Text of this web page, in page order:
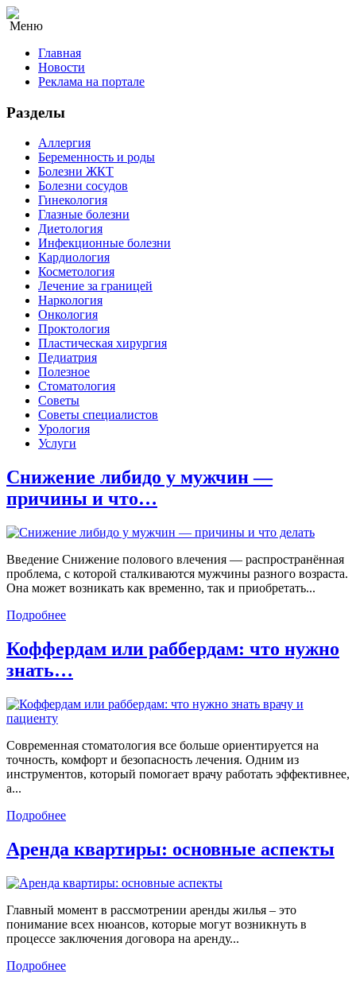
Меню
Главная
Новости
Реклама на портале
Разделы
Аллергия
Беременность и роды
Болезни ЖКТ
Болезни сосудов
Гинекология
Глазные болезни
Диетология
Инфекционные болезни
Кардиология
Косметология
Лечение за границей
Наркология
Онкология
Проктология
Пластическая хирургия
Педиатрия
Полезное
Стоматология
Советы
Советы специалистов
Урология
Услуги
Снижение либидо у мужчин —
причины и что…
Введение Снижение полового влечения — распространённая
проблема, с которой сталкиваются мужчины разного возраста.
Она может возникать как временно, так и приобретать...
Подробнее
Коффердам или раббердам: что нужно
знать…
Современная стоматология все больше ориентируется на
точность, комфорт и безопасность лечения. Одним из
инструментов, который помогает врачу работать эффективнее,
а...
Подробнее
Аренда квартиры: основные аспекты
Главный момент в рассмотрении аренды жилья – это
понимание всех нюансов, которые могут возникнуть в
процессе заключения договора на аренду...
Подробнее